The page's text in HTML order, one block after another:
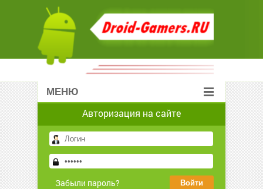
МЕНЮ
Авторизация на сайте
Забыли пароль?